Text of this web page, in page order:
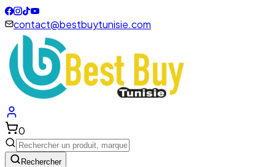
contact@bestbuytunisie.com
0
Rechercher